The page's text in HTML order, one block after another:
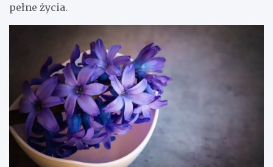
pełne życia.